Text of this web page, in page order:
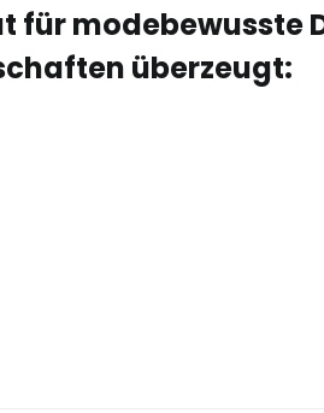
für modebewusste
überzeugt: